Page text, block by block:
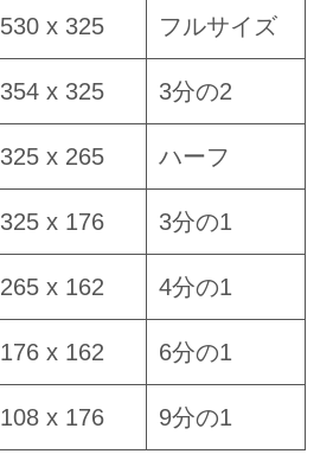
530 x 325 フルサイズ
354 x 325 3分の2
325 x 265 ハーフ
325 x 176 3分の1
265 x 162 4分の1
176 x 162 6分の1
108 x 176 9分の1